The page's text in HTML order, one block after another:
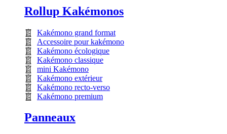
Rollup Kakémonos
Kakémono grand format
Accessoire pour kakémono
Kakémono écologique
Kakémono classique
mini Kakémono
Kakémono extérieur
Kakémono recto-verso
Kakémono premium
Panneaux